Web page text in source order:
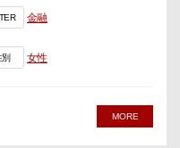
金融
別 女性
MORE